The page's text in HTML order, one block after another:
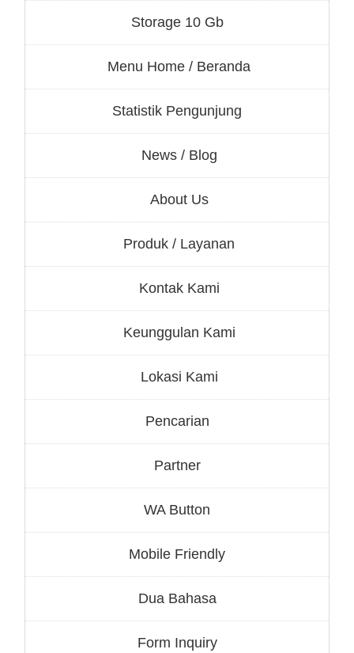
Storage 10 Gb
Menu Home / Beranda
Statistik Pengunjung
News / Blog
About Us
Produk / Layanan
Kontak Kami
Keunggulan Kami
Lokasi Kami
Pencarian
Partner
WA Button
Mobile Friendly
Dua Bahasa
Form Inquiry